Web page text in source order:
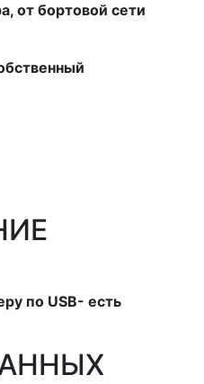
от бортовой сети
по USB- есть